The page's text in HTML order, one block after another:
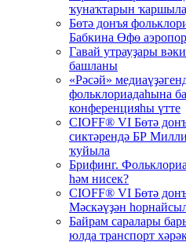
ҡунаҡтарын
Бөтә донъя
Бабкина Өфө
Гавай утрауҙары
башланы
«Рәсәй»
фольклориадаһына
конференцияһы үтте
CIOFF® VI Бөтә
сиктәрендә БР
ҡуйыла
Брифинг.
һәм нисек?
CIOFF® VI Бөтә
Мәскәүҙән
Байрам саралары
юлда транспорт